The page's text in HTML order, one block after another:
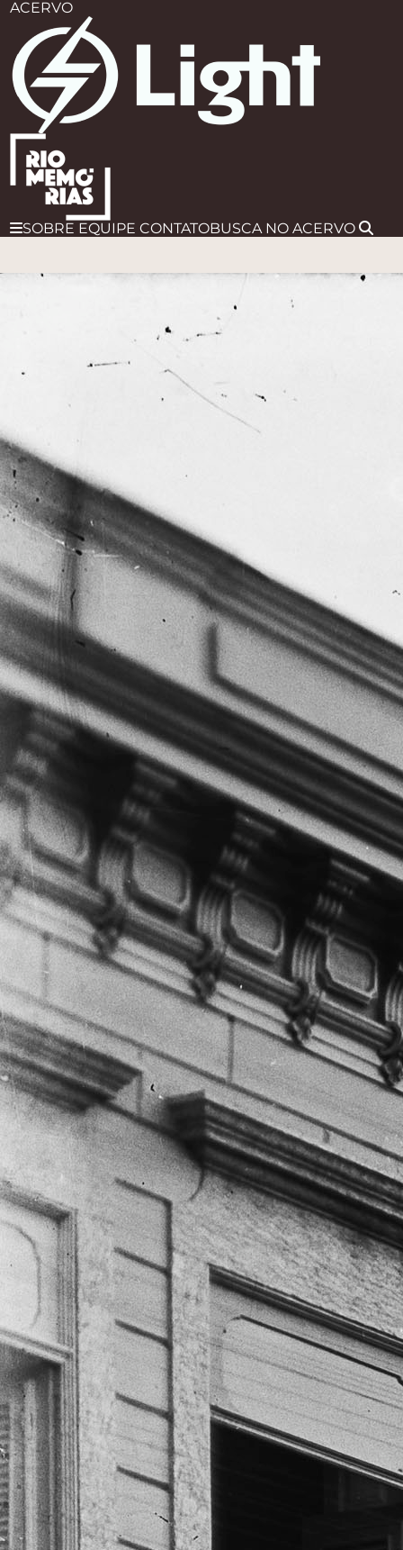
ACERVO
SOBRE EQUIPE CONTATOBUSCA NO ACERVO